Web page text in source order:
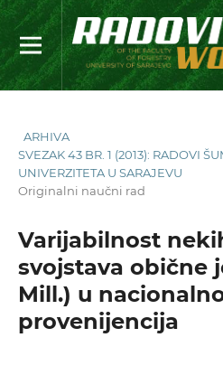
ARHIVA
SVEZAK 43 BR. 1 (2013): RADOVI
UNIVERZITETA U SARAJEVU
Originalni naučni rad
Varijabilnost
svojstava obične
Mill.) u
provenijencija